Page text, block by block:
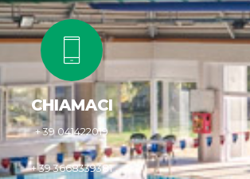
CHIAMACI
+ 39 041422019
+ 39 3668339381